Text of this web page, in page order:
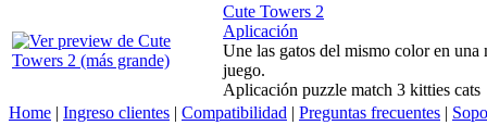
Cute Towers 2
Aplicación
Une las gatos del mismo color en
juego.
Aplicación puzzle match 3 kitties cats
Home | Ingreso clientes | Compatibilidad | Preguntas frecuentes |